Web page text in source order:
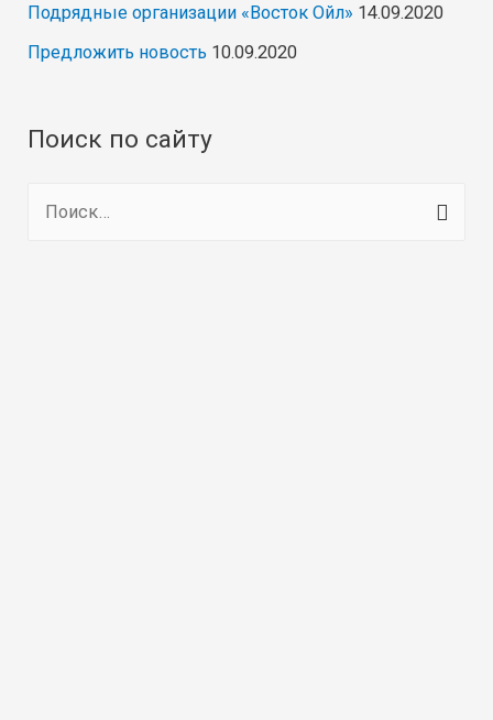
Подрядные организации «Восток Ойл» 14.09.2020
Предложить новость 10.09.2020
Поиск по сайту